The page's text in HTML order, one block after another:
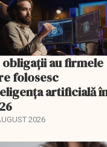
obligații au firmele
folosesc
artificială
2026